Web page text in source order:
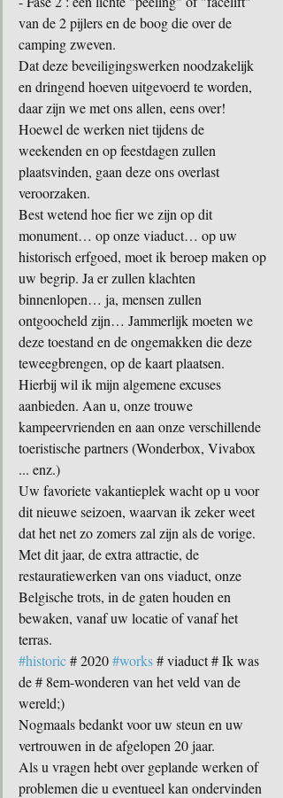
van de 2 pijlers en de boog die over de
camping zweven.
Dat deze beveiligingswerken noodzakelijk
en dringend hoeven uitgevoerd te worden,
daar zijn we met ons allen, eens over!
Hoewel de werken niet tijdens de
weekenden en op feestdagen zullen
plaatsvinden, gaan deze ons overlast
veroorzaken.
Best wetend hoe fier we zijn op dit
monument… op onze viaduct… op uw
historisch erfgoed, moet ik beroep maken op
uw begrip. Ja er zullen klachten
binnenlopen… ja, mensen zullen
ontgoocheld zijn… Jammerlijk moeten we
deze toestand en de ongemakken die deze
teweegbrengen, op de kaart plaatsen.
Hierbij wil ik mijn algemene excuses
aanbieden. Aan u, onze trouwe
kampeervrienden en aan onze verschillende
toeristische partners (Wonderbox, Vivabox
... enz.)
Uw favoriete vakantieplek wacht op u voor
dit nieuwe seizoen, waarvan ik zeker weet
dat het net zo zomers zal zijn als de vorige.
Met dit jaar, de extra attractie, de
restauratiewerken van ons viaduct, onze
Belgische trots, in de gaten houden en
bewaken, vanaf uw locatie of vanaf het
terras.
#historic # 2020 #works # viaduct # Ik was
de # 8em-wonderen van het veld van de
wereld;)
Nogmaals bedankt voor uw steun en uw
vertrouwen in de afgelopen 20 jaar.
Als u vragen hebt over geplande werken of
problemen die u eventueel kan ondervinden